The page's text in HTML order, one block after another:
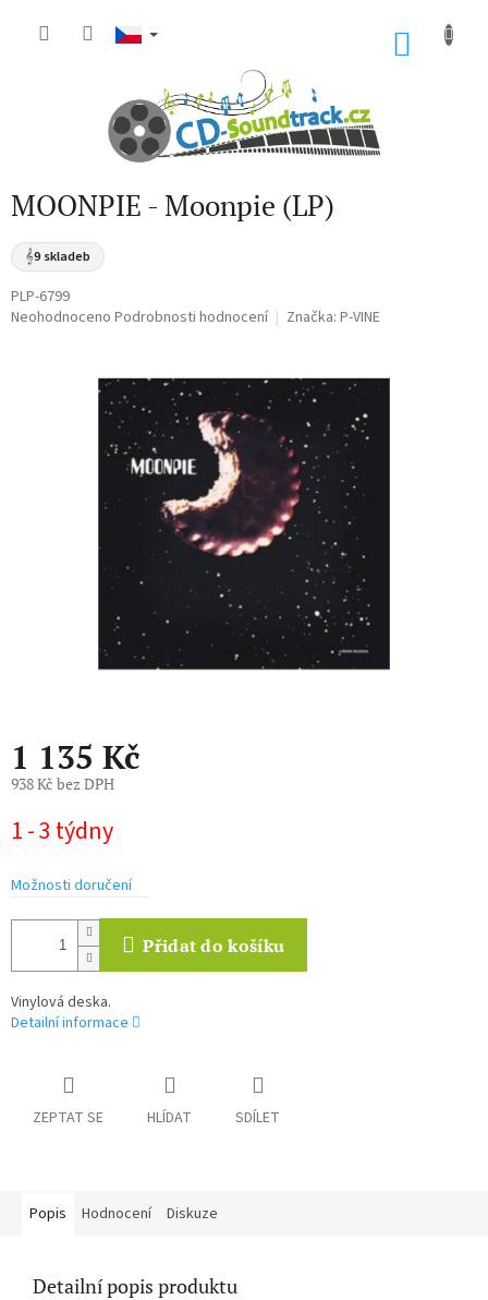
MOONPIE - Moonpie (LP)
𝄞9 skladeb
PLP-6799
Průměrné
Neohodnoceno Podrobnosti hodnocení Značka: P-VINE
1 135 Kč
938 Kč bez DPH
cena:
1 - 3 týdny
Možnosti doručení
Přidat do košíku
Vinylová deska.
Detailní informace
ZEPTAT SE HLÍDAT SDÍLET
Popis Hodnocení Diskuze
Detailní popis produktu